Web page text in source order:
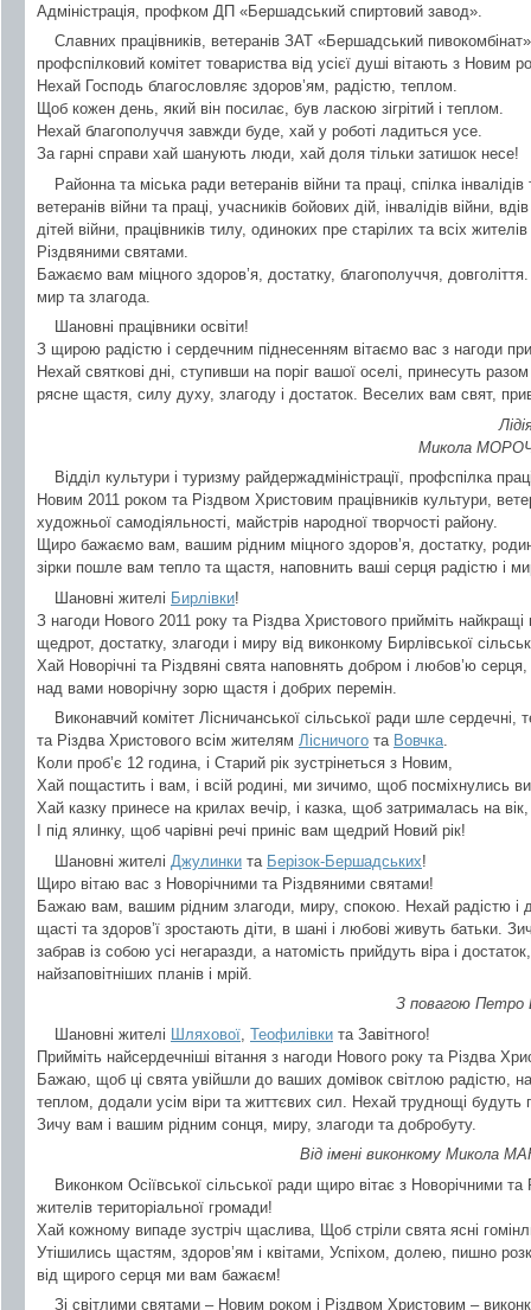
Адміністрація, профком ДП «Бершадський спиртовий завод».
Славних працівників, ветеранів ЗАТ «Бершадський пивокомбінат»
профспілковий комітет товариства від усієї душі вітають з Новим
Нехай Господь благословляє здоров’ям, радістю, теплом.
Щоб кожен день, який він посилає, був ласкою зігрітий і теплом.
Нехай благополуччя завжди буде, хай у роботі ладиться усе.
За гарні справи хай шанують люди, хай доля тільки затишок несе!
Районна та міська ради ветеранів війни та праці, спілка
ветеранів війни та праці, учасників бойових дій, інвалідів війни,
дітей війни, працівників тилу, одиноких пре старілих та всіх
Різдвяними святами.
Бажаємо вам міцного здоров’я, достатку, благополуччя,
мир та злагода.
Шановні працівники освіти!
З щирою радістю і сердечним піднесенням вітаємо вас з нагоди
Нехай святкові дні, ступивши на поріг вашої оселі, принесуть
рясне щастя, силу духу, злагоду і достаток. Веселих вам свят,
Микола
Відділ культури і туризму райдержадміністрації, профспілка
Новим 2011 роком та Різдвом Христовим працівників культури,
художньої самодіяльності, майстрів народної творчості району.
Щиро бажаємо вам, вашим рідним міцного здоров’я, достатку,
зірки пошле вам тепло та щастя, наповнить ваші серця радістю і
Шановні жителі Бирлівки!
З нагоди Нового 2011 року та Різдва Христового прийміть
щедрот, достатку, злагоди і миру від виконкому Бирлівської
Хай Новорічні та Різдвяні свята наповнять добром і любов’ю
над вами новорічну зорю щастя і добрих перемін.
Виконавчий комітет Лісничанської сільської ради шле сердечні,
та Різдва Христового всім жителям Лісничого та Вовчка.
Коли проб’є 12 година, і Старий рік зустрінеться з Новим,
Хай пощастить і вам, і всій родині, ми зичимо, щоб посміхнулись
Хай казку принесе на крилах вечір, і казка, щоб затрималась на вік,
І під ялинку, щоб чарівні речі приніс вам щедрий Новий рік!
Шановні жителі Джулинки та Берізок-Бершадських!
Щиро вітаю вас з Новорічними та Різдвяними святами!
Бажаю вам, вашим рідним злагоди, миру, спокою. Нехай радістю і
щасті та здоров’ї зростають діти, в шані і любові живуть батьки.
забрав із собою усі негаразди, а натомість прийдуть віра і
найзаповітніших планів і мрій.
З повагою Петро
Шановні жителі Шляхової Теофилівки та Завітного!
Прийміть найсердечніші вітання з нагоди Нового року та Різдва
Бажаю, щоб ці свята увійшли до ваших домівок світлою радістю,
теплом, додали усім віри та життєвих сил. Нехай труднощі будуть
Зичу вам і вашим рідним сонця, миру, злагоди та добробуту.
Від імені виконкому Микола
Виконком Осіївської сільської ради щиро вітає з Новорічними
жителів територіальної громади!
Хай кожному випаде зустріч щаслива, Щоб стріли свята ясні
Утішились щастям, здоров’ям і квітами, Успіхом, долею, пишно
від щирого серця ми вам бажаєм!
Зі світлими святами – Новим роком і Різдвом Христовим –